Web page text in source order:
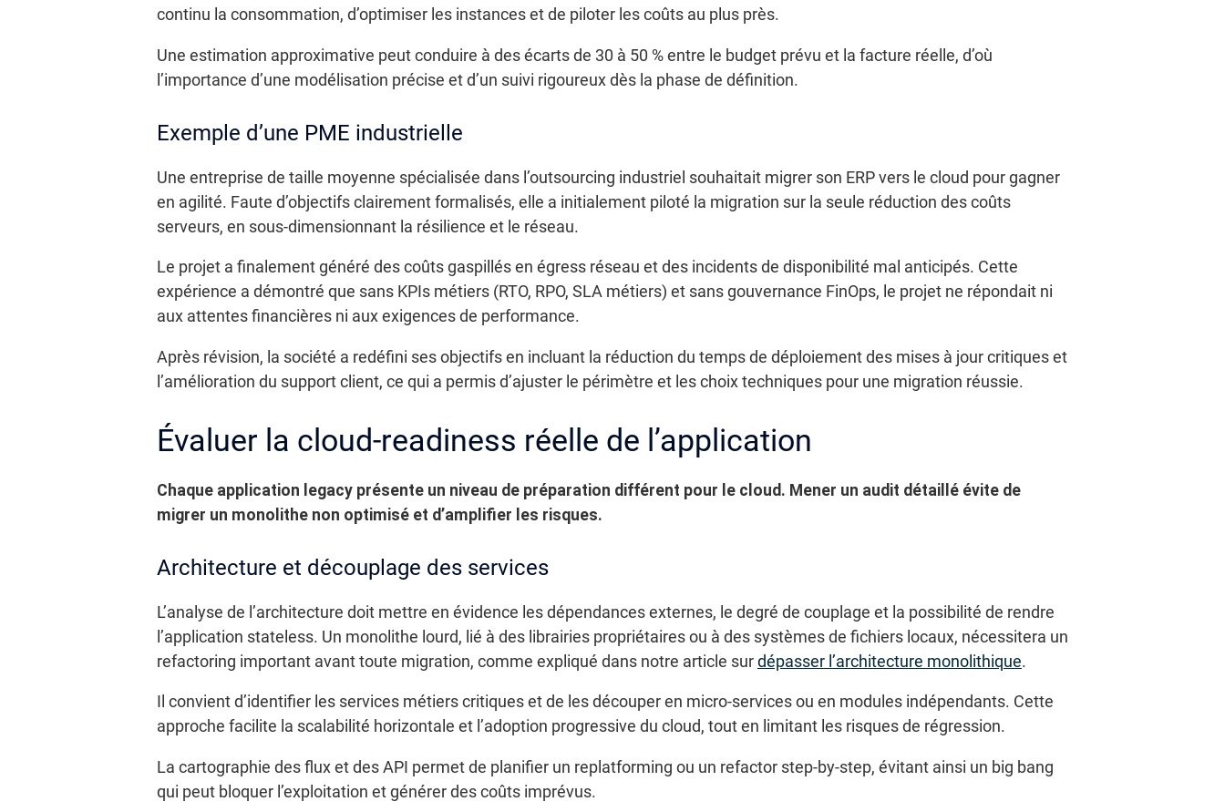
continu la consommation, d’optimiser les instances et de piloter les coûts au plus près.
Une estimation approximative peut conduire à des écarts de 30 à 50 % entre le budget prévu et la facture réelle, d’où
l’importance d’une modélisation précise et d’un suivi rigoureux dès la phase de définition.
Exemple d’une PME industrielle
Une entreprise de taille moyenne spécialisée dans l’outsourcing industriel souhaitait migrer son ERP vers le cloud pour gagner
en agilité. Faute d’objectifs clairement formalisés, elle a initialement piloté la migration sur la seule réduction des coûts
serveurs, en sous-dimensionnant la résilience et le réseau.
Le projet a finalement généré des coûts gaspillés en égress réseau et des incidents de disponibilité mal anticipés. Cette
expérience a démontré que sans KPIs métiers (RTO, RPO, SLA métiers) et sans gouvernance FinOps, le projet ne répondait ni
aux attentes financières ni aux exigences de performance.
Après révision, la société a redéfini ses objectifs en incluant la réduction du temps de déploiement des mises à jour critiques et
l’amélioration du support client, ce qui a permis d’ajuster le périmètre et les choix techniques pour une migration réussie.
Évaluer la cloud-readiness réelle de l’application
Chaque application legacy présente un niveau de préparation différent pour le cloud. Mener un audit détaillé évite de
migrer un monolithe non optimisé et d’amplifier les risques.
Architecture et découplage des services
L’analyse de l’architecture doit mettre en évidence les dépendances externes, le degré de couplage et la possibilité de rendre
l’application stateless. Un monolithe lourd, lié à des librairies propriétaires ou à des systèmes de fichiers locaux, nécessitera un
refactoring important avant toute migration, comme expliqué dans notre article sur dépasser l’architecture monolithique.
Il convient d’identifier les services métiers critiques et de les découper en micro-services ou en modules indépendants. Cette
approche facilite la scalabilité horizontale et l’adoption progressive du cloud, tout en limitant les risques de régression.
La cartographie des flux et des API permet de planifier un replatforming ou un refactor step-by-step, évitant ainsi un big bang
qui peut bloquer l’exploitation et générer des coûts imprévus.